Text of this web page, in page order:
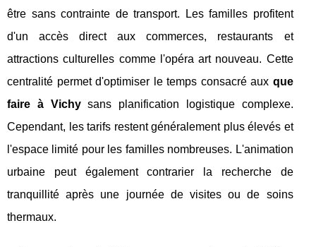
être sans contrainte de transport. Les familles profitent
d'un accès direct aux commerces, restaurants et
attractions culturelles comme l'opéra art nouveau. Cette
centralité permet d'optimiser le temps consacré aux que
faire à Vichysans planification logistique complexe.
Cependant, les tarifs restent généralement plus élevés et
l'espace limité pour les familles nombreuses. L'animation
urbaine peut également contrarier la recherche de
tranquillité après une journée de visites ou de soins
thermaux.